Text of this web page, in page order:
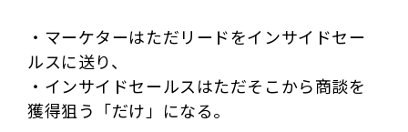
・マーケターはただリードをインサイドセー
ルスに送り、
・インサイドセールスはただそこから商談を
獲得狙う「だけ」になる。